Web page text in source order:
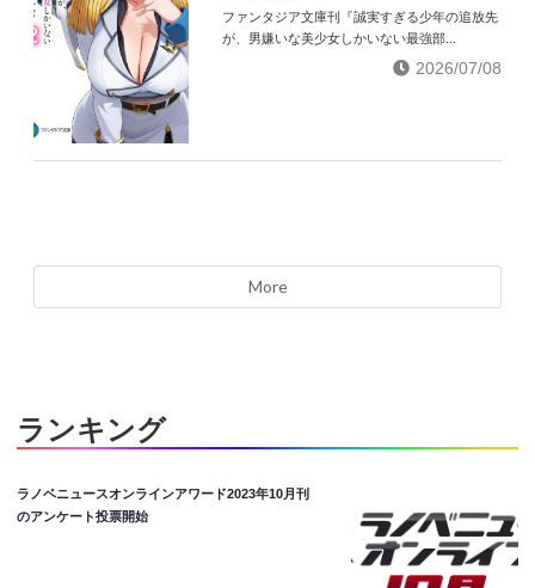
ファンタジア文庫刊『誠実すぎる少年の追放先
が、男嫌いな美少女しかいない最強部...
2026/07/08
More
ランキング
ラノベニュースオンラインアワード2023年10月刊
のアンケート投票開始